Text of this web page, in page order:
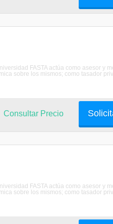
FASTA actúa como asesor y
sobre los mismos; como tasador
Consultar Precio
FASTA actúa como asesor y
sobre los mismos; como tasador